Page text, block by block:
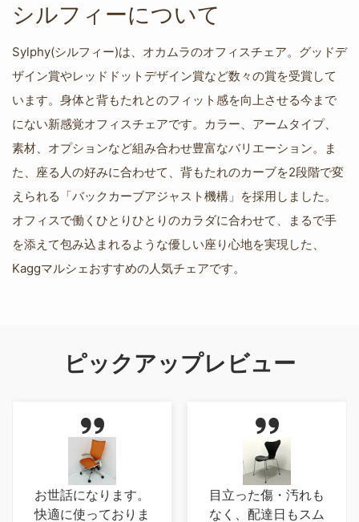
シルフィーについて
Sylphy(シルフィー)は、オカムラのオフィスチェア。グッドデ
ザイン賞やレッドドットデザイン賞など数々の賞を受賞して
います。身体と背もたれとのフィット感を向上させる今まで
にない新感覚オフィスチェアです。カラー、アームタイプ、
素材、オプションなど組み合わせ豊富なバリエーション。ま
た、座る人の好みに合わせて、背もたれのカーブを2段階で変
えられる「バックカーブアジャスト機構」を採用しました。
オフィスで働くひとりひとりのカラダに合わせて、まるで手
を添えて包み込まれるような優しい座り心地を実現した、
Kaggマルシェおすすめの人気チェアです。
ピックアップレビュー
お世話になります。
快適に使っておりま
目立った傷・汚れも
なく、配達日もスム